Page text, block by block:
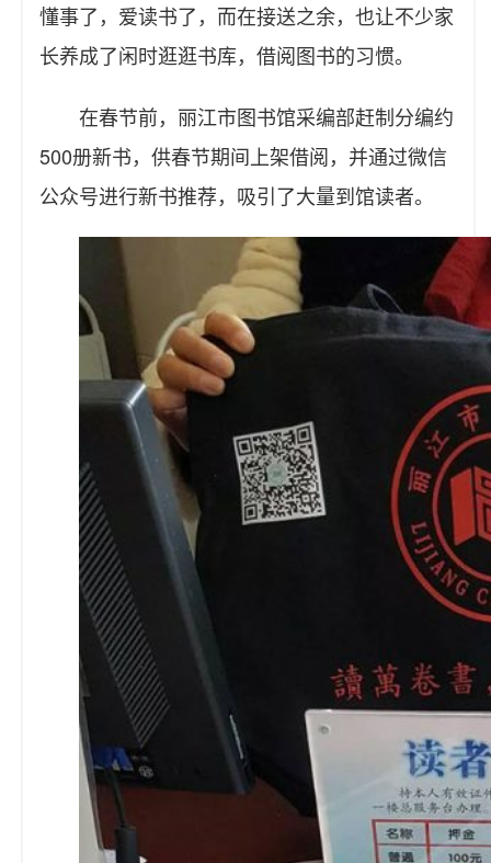
懂事了，爱读书了，而在接送之余，也让不少家
长养成了闲时逛逛书库，借阅图书的习惯。
在春节前，丽江市图书馆采编部赶制分编约
500册新书，供春节期间上架借阅，并通过微信
公众号进行新书推荐，吸引了大量到馆读者。